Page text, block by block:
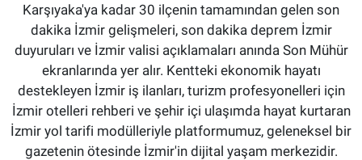
Karşıyaka'ya kadar 30 ilçenin tamamından gelen son
dakika İzmir gelişmeleri, son dakika deprem İzmir
duyuruları ve İzmir valisi açıklamaları anında Son Mühür
ekranlarında yer alır. Kentteki ekonomik hayatı
destekleyen İzmir iş ilanları, turizm profesyonelleri için
İzmir otelleri rehberi ve şehir içi ulaşımda hayat kurtaran
İzmir yol tarifi modülleriyle platformumuz, geleneksel bir
gazetenin ötesinde İzmir'in dijital yaşam merkezidir.